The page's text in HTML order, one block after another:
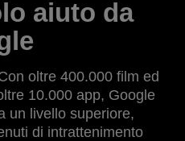
aiuto da
oltre 400.000 film ed
10.000 app, Google
un livello superiore,
di intrattenimento